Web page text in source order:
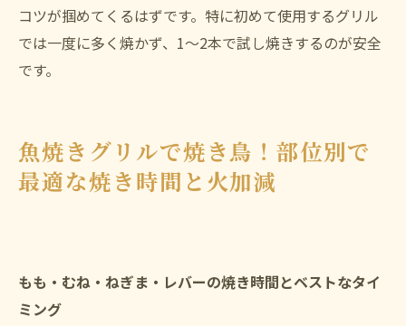
コツが掴めてくるはずです。特に初めて使用するグリル
では一度に多く焼かず、1〜2本で試し焼きするのが安全
です。
魚焼きグリルで焼き鳥！部位別で
最適な焼き時間と火加減
もも・むね・ねぎま・レバーの焼き時間とベストなタイ
ミング